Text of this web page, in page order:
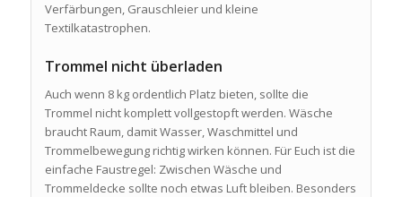
Verfärbungen, Grauschleier und kleine
Textilkatastrophen.
Trommel nicht überladen
Auch wenn 8 kg ordentlich Platz bieten, sollte die
Trommel nicht komplett vollgestopft werden. Wäsche
braucht Raum, damit Wasser, Waschmittel und
Trommelbewegung richtig wirken können. Für Euch ist die
einfache Faustregel: Zwischen Wäsche und
Trommeldecke sollte noch etwas Luft bleiben. Besonders